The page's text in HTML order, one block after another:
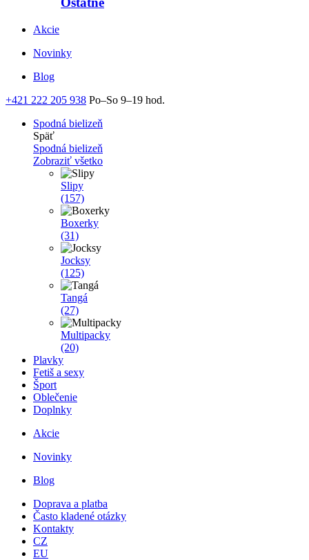
Akcie
Novinky
Blog
+421 222 205 938 Po–So 9–19 hod.
Spodná bielizeň
Späť
Spodná bielizeň
Zobraziť všetko
Slipy
(157)
Boxerky
(31)
Jocksy
(125)
Tangá
(27)
Multipacky
(20)
Plavky
Fetiš a sexy
Šport
Oblečenie
Doplnky
Akcie
Novinky
Blog
Doprava a platba
Často kladené otázky
Kontakty
CZ
EU